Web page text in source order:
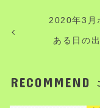
2020年3月
ある日の
RECOMMEND